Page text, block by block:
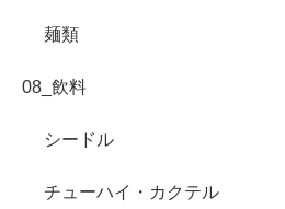
麺類
08_飲料
シードル
チューハイ・カクテル